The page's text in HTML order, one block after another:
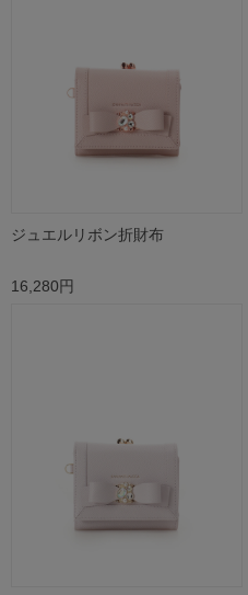
ジュエルリボン折財布
16,280円